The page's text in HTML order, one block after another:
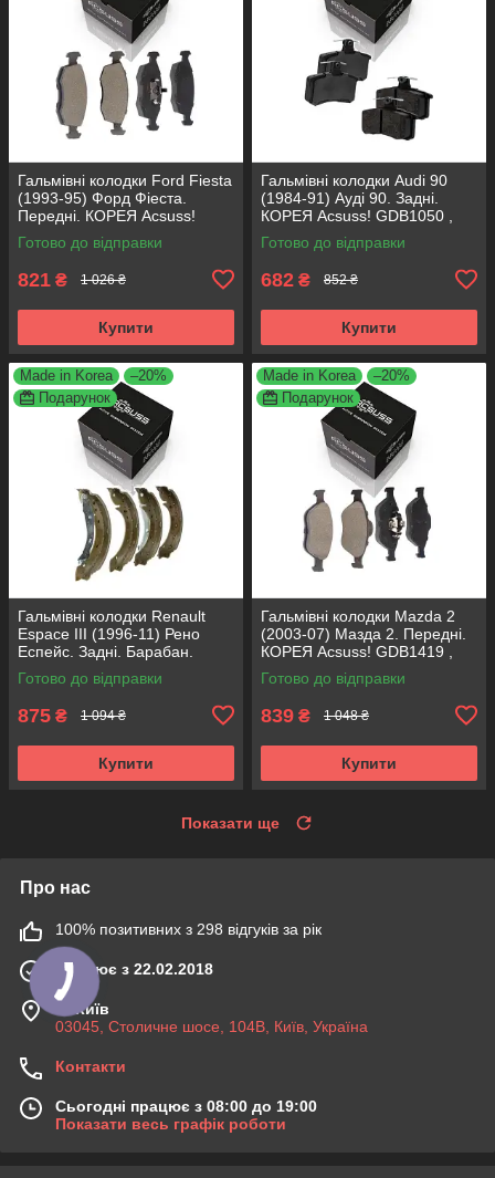
Гальмівні колодки Ford Fiesta
(1993-95) Форд Фіеста.
Передні. КОРЕЯ Acsuss!
GDB371 , TAR579 , TAR276
Готово до відправки
821 ₴ 1 026 ₴
Купити
Гальмівні колодки Audi 90
(1984-91) Ауді 90. Задні.
КОРЕЯ Acsuss! GDB1050 ,
FDB222
Готово до відправки
682 ₴ 852 ₴
Купити
Made in Korea
–20%
Подарунок
Гальмівні колодки Renault
Espace III (1996-11) Рено
Еспейс. Задні. Барабан.
КОРЕЯ Acsuss! GS8635 ,
FSB567
Готово до відправки
875 ₴ 1 094 ₴
Купити
Made in Korea
–20%
Подарунок
Гальмівні колодки Mazda 2
(2003-07) Мазда 2. Передні.
КОРЕЯ Acsuss! GDB1419 ,
FDB1394
Готово до відправки
839 ₴ 1 048 ₴
Купити
Показати ще
Про нас
100% позитивних з 298 відгуків за рік
Працює з 22.02.2018
м. Київ
03045, Столичне шосе, 104B, Київ, Україна
Контакти
Сьогодні працює з 08:00 до 19:00
Показати весь графік роботи